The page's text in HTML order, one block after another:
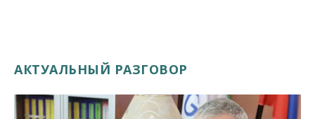
АКТУАЛЬНЫЙ РАЗГОВОР